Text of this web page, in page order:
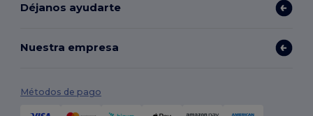
Déjanos ayudarte
Nuestra empresa
Métodos de pago